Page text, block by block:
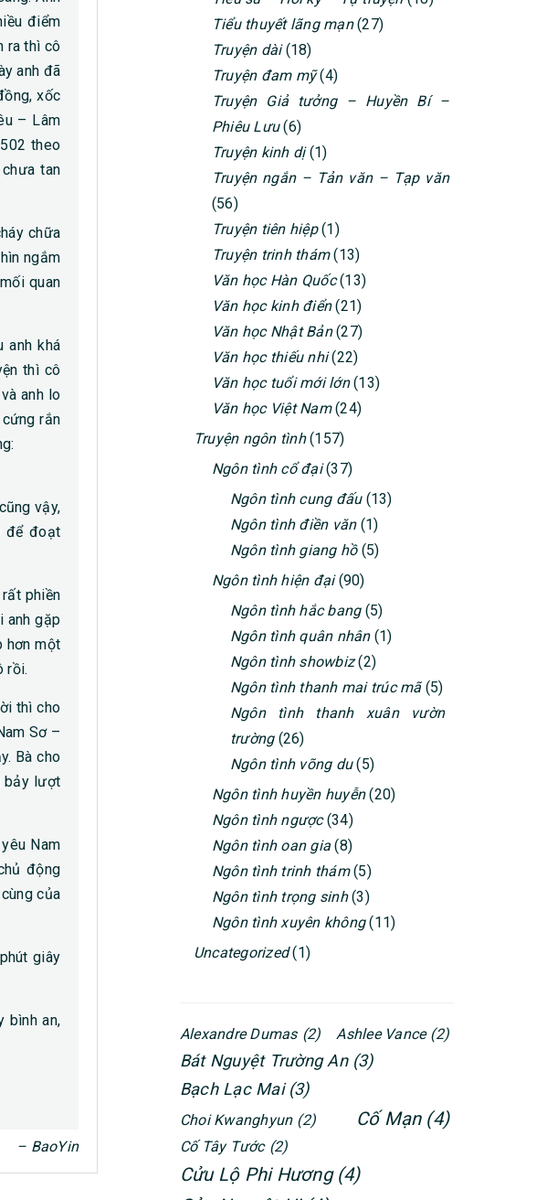
điểm
ra thì cô
anh đã
xốc
– Lâm
theo
tan
chữa
ngắm
quan
anh khá
thì cô
anh lo
rắn
vậy,
để đoạt
phiền
anh gặp
hơn một
rồi.
thì cho
Sơ –
Bà cho
bảy lượt
Nam
động
của
giây
bình an,
– BaoYin
Tiểu thuyết lãng mạn(27)
Truyện dài(18)
Truyện đam mỹ(4)
Truyện Giả tưởng – Huyền Bí –
Phiêu Lưu(6)
Truyện kinh dị(1)
Truyện ngắn – Tản văn – Tạp văn
(56)
Truyện tiên hiệp(1)
Truyện trinh thám(13)
Văn học Hàn Quốc(13)
Văn học kinh điển(21)
Văn học Nhật Bản(27)
Văn học thiếu nhi(22)
Văn học tuổi mới lớn(13)
Văn học Việt Nam(24)
Truyện ngôn tình(157)
Ngôn tình cổ đại(37)
Ngôn tình cung đấu(13)
Ngôn tình điền văn(1)
Ngôn tình giang hồ(5)
Ngôn tình hiện đại(90)
Ngôn tình hắc bang(5)
Ngôn tình quân nhân(1)
Ngôn tình showbiz(2)
Ngôn tình thanh mai trúc mã(5)
Ngôn tình thanh xuân vườn
trường(26)
Ngôn tình võng du(5)
Ngôn tình huyền huyễn(20)
Ngôn tình ngược(34)
Ngôn tình oan gia (8)
Ngôn tình trinh thám(5)
Ngôn tình trọng sinh(3)
Ngôn tình xuyên không(11)
Uncategorized(1)
Alexandre Dumas (2) Ashlee Vance (2)
Bát Nguyệt Trường An (3)
Bạch Lạc Mai (3)
Choi Kwanghyun (2) Cố Mạn (4)
Cố Tây Tước (2)
Cửu Lộ Phi Hương (4)